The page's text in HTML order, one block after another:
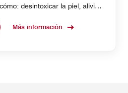
desintoxicar la piel, aliviar
el sistema linfático.
Más información